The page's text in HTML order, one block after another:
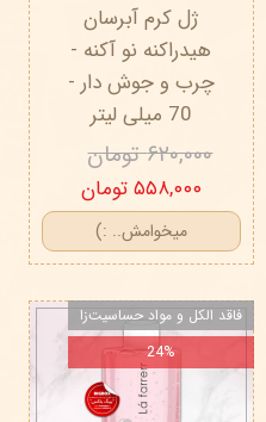
ژل کرم آبرسان
هیدراکنه نو آکنه -
چرب و جوش دار -
70 میلی لیتر
۶۲۰,۰۰۰ تومان
۵۵۸,۰۰۰ تومان
میخوامش.. :)
فاقد الکل و مواد حساسیت‌زا
24%